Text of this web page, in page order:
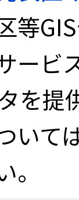
等
ービ
を提
いて